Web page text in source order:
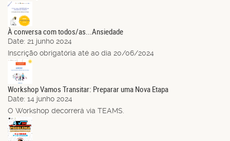
21
Jun.
À conversa com todos/as...Ansiedade
Date: 21 junho 2024
Inscrição obrigatória até ao dia 20/06/2024
Jun.
Workshop Vamos Transitar: Preparar uma Nova Etapa
Date: 14 junho 2024
O Workshop decorrerá via TEAMS.
03
Jun.